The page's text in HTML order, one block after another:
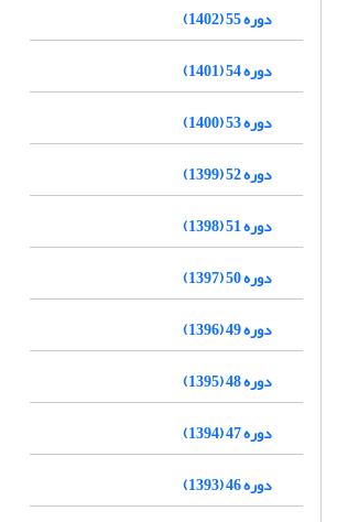
دوره 55 (1402)
دوره 54 (1401)
دوره 53 (1400)
دوره 52 (1399)
دوره 51 (1398)
دوره 50 (1397)
دوره 49 (1396)
دوره 48 (1395)
دوره 47 (1394)
دوره 46 (1393)